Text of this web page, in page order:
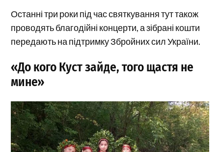
Останні три роки під час святкування тут також
проводять благодійні концерти, а зібрані кошти
передають на підтримку Збройних сил України.
«До кого Куст зайде, того щастя не
мине»